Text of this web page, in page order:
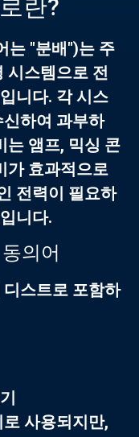
란?
는 "분배")는 주
시스템으로 전
니다. 각 시스
하여 과부하
는 앰프, 믹싱 콘
가 효과적으로
전력이 필요하
니다.
의어
디스트로 포함하
사용되지만,